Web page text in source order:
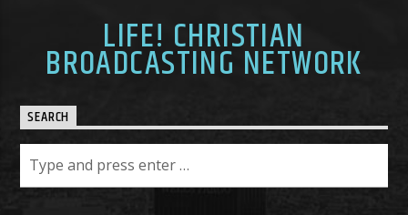
LIFE! CHRISTIAN
BROADCASTING NETWORK
SEARCH